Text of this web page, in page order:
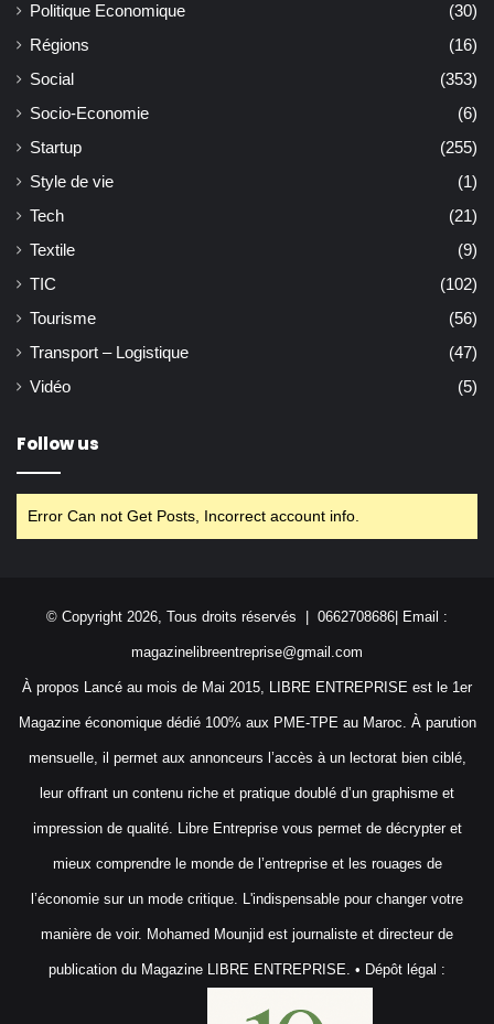
Politique Economique
(30)
Régions
(16)
Social
(353)
Socio-Economie
(6)
Startup
(255)
Style de vie
(1)
Tech
(21)
Textile
(9)
TIC
(102)
Tourisme
(56)
Transport – Logistique
(47)
Vidéo
(5)
Follow us
Error Can not Get Posts, Incorrect account info.
© Copyright 2026, Tous droits réservés | 0662708686| Email :
magazinelibreentreprise@gmail.com
À propos Lancé au mois de Mai 2015, LIBRE ENTREPRISE est le 1er
Magazine économique dédié 100% aux PME-TPE au Maroc. À parution
mensuelle, il permet aux annonceurs l’accès à un lectorat bien ciblé,
leur offrant un contenu riche et pratique doublé d’un graphisme et
impression de qualité. Libre Entreprise vous permet de décrypter et
mieux comprendre le monde de l’entreprise et les rouages de
l’économie sur un mode critique. L'indispensable pour changer votre
manière de voir. Mohamed Mounjid est journaliste et directeur de
publication du Magazine LIBRE ENTREPRISE. • Dépôt légal :